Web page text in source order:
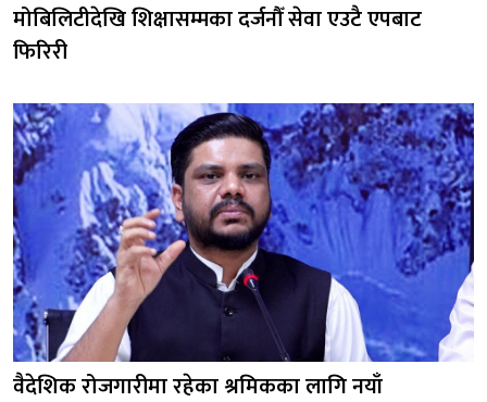
मोबिलिटीदेखि शिक्षासम्मका दर्जनौँ सेवा एउटै एपबाट
फिरिरी
वैदेशिक रोजगारीमा रहेका श्रमिकका लागि नयाँ